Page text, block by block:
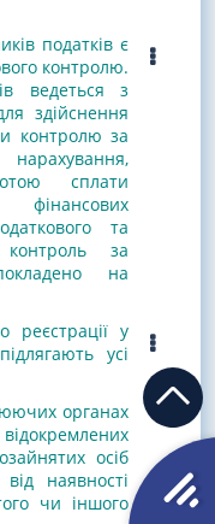
податків є
контролю.
ведеться з
здійснення
контролю за
сплати
фінансових
та
контроль за
на
реєстрації у
усі
органах
осіб
наявності
чи іншого